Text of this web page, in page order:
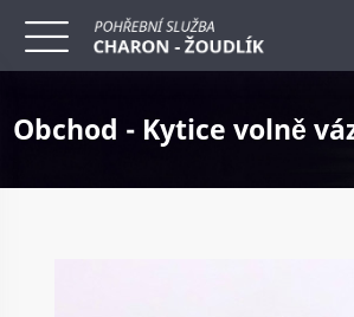
Obchod - Kytice volně